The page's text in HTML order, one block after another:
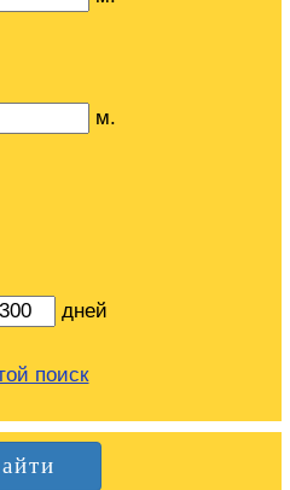
м.
дней
поиск